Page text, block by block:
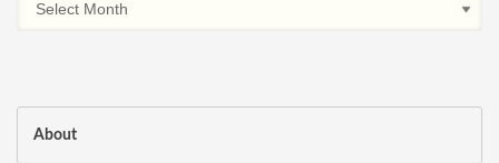
About